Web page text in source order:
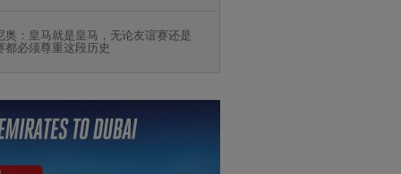
奥：皇马就是皇马，无论友谊赛还是
都必须尊重这段历史